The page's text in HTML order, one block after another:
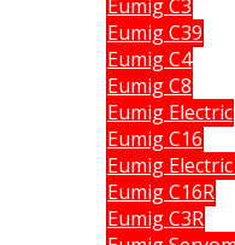
Eumig C3
Eumig C39
Eumig C4
Eumig C8
Eumig Electric
Eumig C16
Eumig Electric
Eumig C16R
Eumig C3R